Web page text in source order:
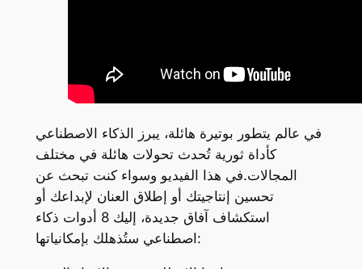
في عالم يتطور بوتيرة هائلة، يبرز الذكاء الاصطناعي
كأداة ثورية تُحدث تحولات هائلة في مختلف
المجالات.في هذا الفيديو وسواء كنت تبحث عن
تحسين إنتاجيتك أو إطلاق العنان لإبداعك أو
استكشاف آفاق جديدة، إليك 8 أدوات ذكاء
اصطناعي ستُذهلك بإمكانياتها: